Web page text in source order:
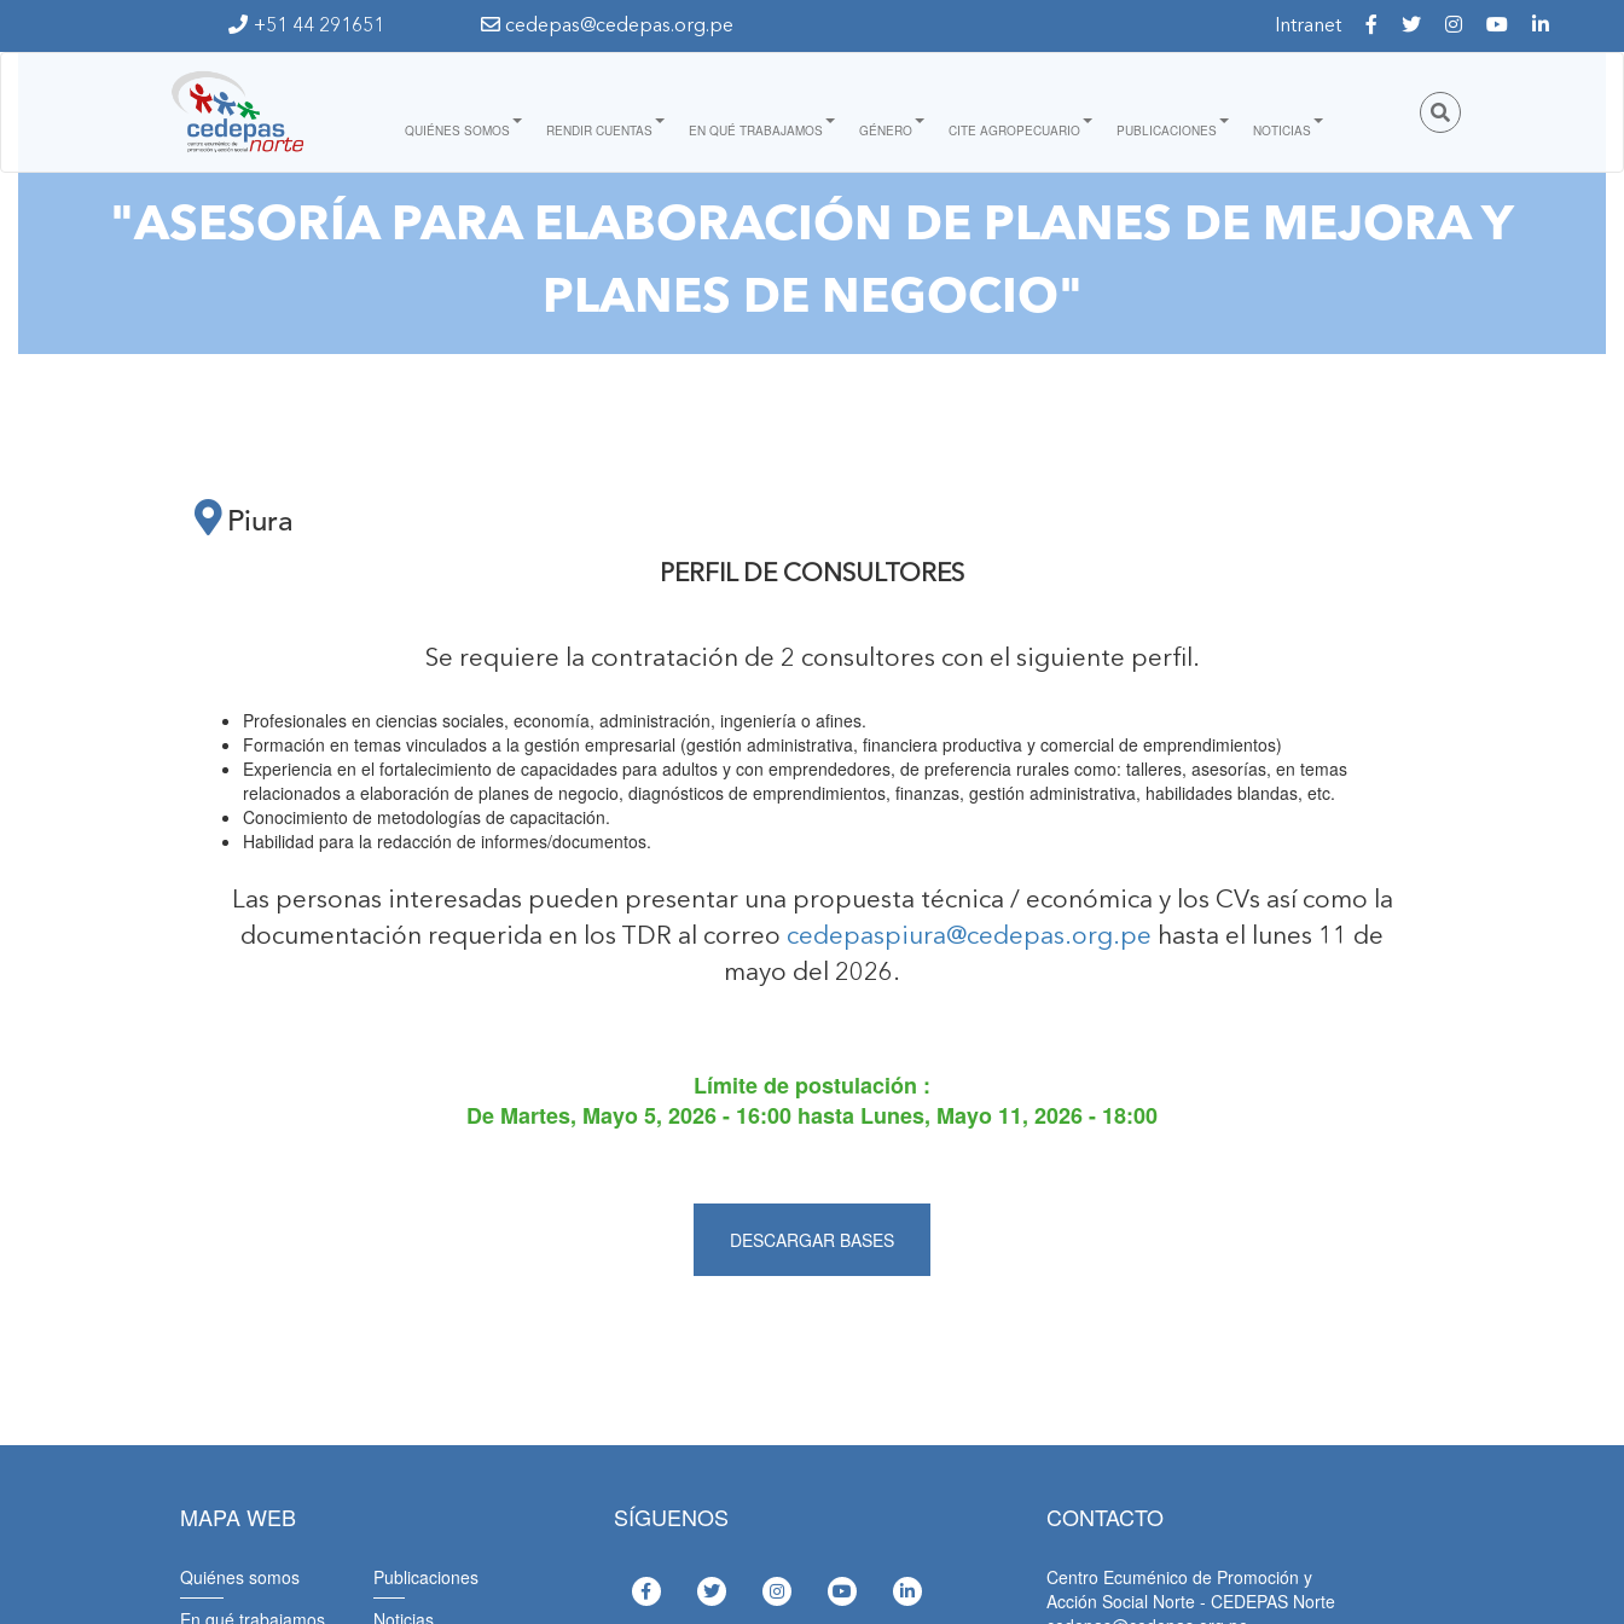
+51 44 291651 cedepas@cedepas.org.pe Intranet
QUIÉNES SOMOS RENDIR CUENTAS EN QUÉ TRABAJAMOS GÉNERO CITE AGROPECUARIO PUBLICACIONES NOTICIAS
"ASESORÍA PARA ELABORACIÓN DE PLANES DE MEJORA Y
PLANES DE NEGOCIO"
Piura
PERFIL DE CONSULTORES
Se requiere la contratación de 2 consultores con el siguiente perfil.
Profesionales en ciencias sociales, economía, administración, ingeniería o afines.
Formación en temas vinculados a la gestión empresarial (gestión administrativa, financiera productiva y comercial de emprendimientos)
Experiencia en el fortalecimiento de capacidades para adultos y con emprendedores, de preferencia rurales como: talleres, asesorías, en temas
relacionados a elaboración de planes de negocio, diagnósticos de emprendimientos, finanzas, gestión administrativa, habilidades blandas, etc.
Conocimiento de metodologías de capacitación.
Habilidad para la redacción de informes/documentos.
Las personas interesadas pueden presentar una propuesta técnica / económica y los CVs así como la
documentación requerida en los TDR al correo cedepaspiura@cedepas.org.pe hasta el lunes 11 de
mayo del 2026.
Límite de postulación :
De Martes, Mayo 5, 2026 - 16:00 hasta Lunes, Mayo 11, 2026 - 18:00
DESCARGAR BASES
MAPA WEB
Quiénes somos
En qué trabajamos
Publicaciones
Noticias
SÍGUENOS CONTACTO
Centro Ecuménico de Promoción y
Acción Social Norte - CEDEPAS Norte